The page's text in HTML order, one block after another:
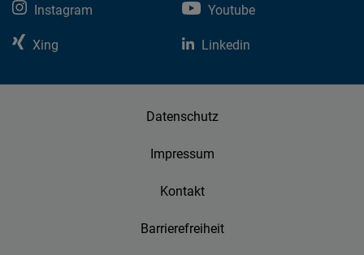
Instagram
Youtube
Xing
Linkedin
Datenschutz
Impressum
Kontakt
Barrierefreiheit